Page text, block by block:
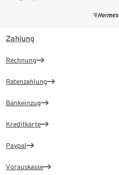
Zahlung
Rechnung
Ratenzahlung
Bankeinzug
Kreditkarte
Paypal
Vorauskasse